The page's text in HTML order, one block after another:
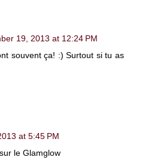
19, 2013 at 12:24 PM
souvent ça! :) Surtout si tu as
at 5:45 PM
le Glamglow